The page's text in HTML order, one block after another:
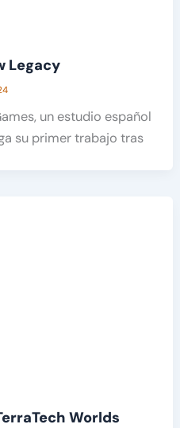
Legacy
un estudio español
su primer trabajo tras
Worlds